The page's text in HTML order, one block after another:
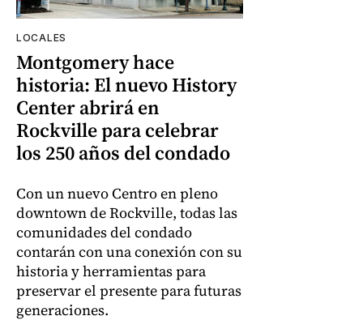
LOCALES
Montgomery hace
historia: El nuevo History
Center abrirá en
Rockville para celebrar
los 250 años del condado
Con un nuevo Centro en pleno
downtown de Rockville, todas las
comunidades del condado
contarán con una conexión con su
historia y herramientas para
preservar el presente para futuras
generaciones.